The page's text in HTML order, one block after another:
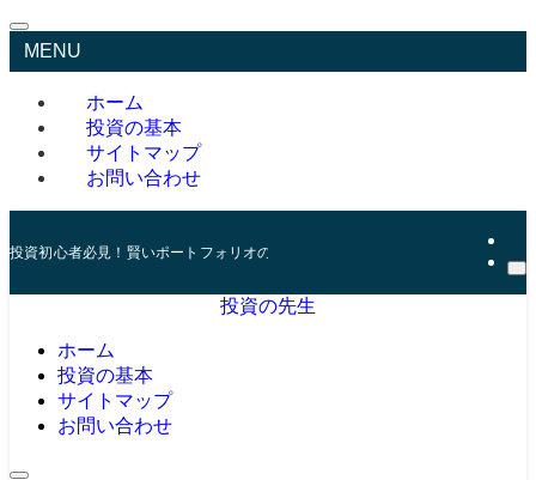
MENU
ホーム
投資の基本
サイトマップ
お問い合わせ
投資初心者必見！賢いポートフォリオの組み方とリスク管理の秘訣
投資の先生
ホーム
投資の基本
サイトマップ
お問い合わせ